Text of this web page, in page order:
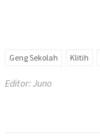
Geng Sekolah Klitih
Editor: Juno